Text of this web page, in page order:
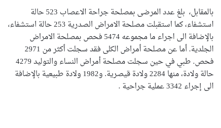
بالمقابل، بلغ عدد المرضى بمصلحة جراحة الاعصاب 523 حالة
استشفاء، كما استقبلت مصلحة الامراض الصدرية 253 حالة استشفاء،
بالإضافة الى اجراء ما مجموعه 5474 فحص بمصلحة الامراض
الجلدية. أما عن مصلحة أمراض الكلى فقد سجلت أكثر من 2971
فحص. طبي في حين سجلت مصلحة أمراض النساء والتوليد 4279
حالة ولادة، منها 2284 ولادة قيصرية. و1982 ولادة طبيعية بالإضافة
الى إجراء 3342 عملية جراحية
.